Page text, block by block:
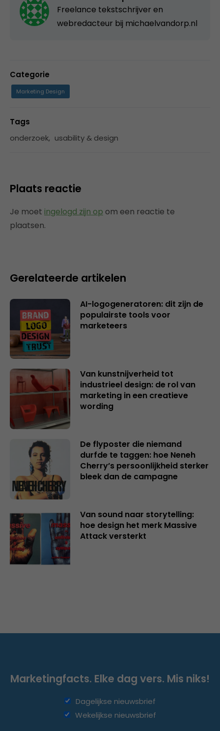
Freelance tekstschrijver en
webredacteur bij michaelvandorp.nl
Categorie
Marketing Design
Tags
onderzoek, usability & design
Plaats reactie
Je moet ingelogd zijn op om een reactie te
plaatsen.
Gerelateerde artikelen
AI-logogeneratoren: dit zijn de
populairste tools voor
marketeers
Van kunstnijverheid tot
industrieel design: de rol van
marketing in een creatieve
wording
De flyposter die niemand
durfde te taggen: hoe Neneh
Cherry’s persoonlijkheid sterker
bleek dan de campagne
Van sound naar storytelling:
hoe design het merk Massive
Attack versterkt
Marketingfacts. Elke dag vers. Mis niks!
Dagelijkse nieuwsbrief
Wekelijkse nieuwsbrief